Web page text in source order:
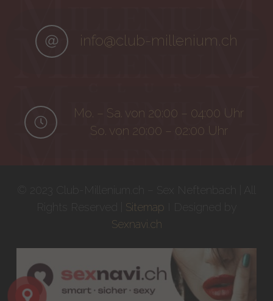
info@club-millenium.ch
Mo. – Sa. von 20:00 – 04:00 Uhr
So. von 20:00 – 02:00 Uhr
Sitemap
Sexnavi.ch